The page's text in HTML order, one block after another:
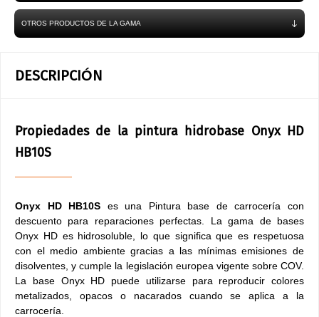
OTROS PRODUCTOS DE LA GAMA
DESCRIPCIÓN
Propiedades de la pintura hidrobase Onyx HD
HB10S
Onyx HD HB10S es una Pintura base de carrocería con
descuento para reparaciones perfectas. La gama de bases
Onyx HD es hidrosoluble, lo que significa que es respetuosa
con el medio ambiente gracias a las mínimas emisiones de
disolventes, y cumple la legislación europea vigente sobre COV.
La base Onyx HD puede utilizarse para reproducir colores
metalizados, opacos o nacarados cuando se aplica a la
carrocería.